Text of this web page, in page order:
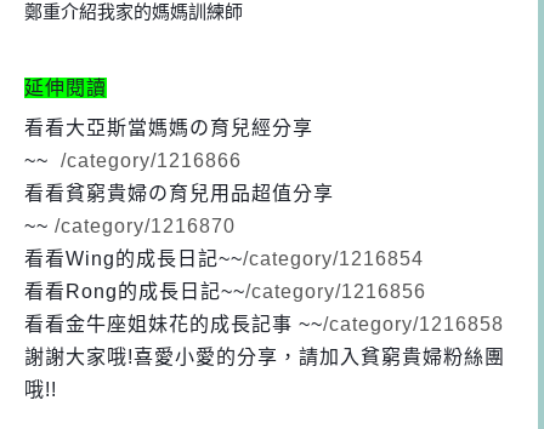
鄭重介紹我家的媽媽訓練師
延伸閱讀
看看大亞斯當媽媽の育兒經分享
~~
/category/1216866
看看貧窮貴婦の育兒用品超值分享
~~ /category/1216870
看看Wing的成長日記~~/category/1216854
看看Rong的成長日記~~/category/1216856
看看金牛座姐妹花的成長記事 ~~/category/1216858
謝謝大家哦!喜愛小愛的分享，請加入貧窮貴婦粉絲團
哦!!